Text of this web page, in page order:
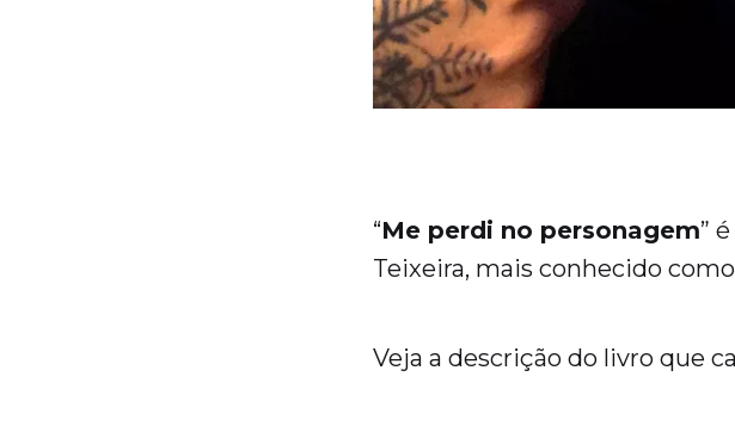
“Me perdi no personagem”
Teixeira, mais conhecido como
Veja a descrição do livro que